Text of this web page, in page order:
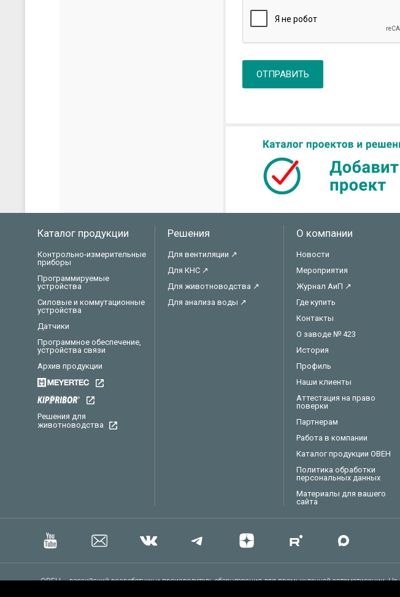
ОТПРАВИТЬ
Каталог продукции
Контрольно-измерительные
приборы
Программируемые
устройства
Силовые и коммутационные
устройства
Датчики
Программное обеспечение,
устройства связи
Архив продукции
Решения для
животноводства
Решения
Для вентиляции ↗
Для КНС ↗
Для животноводства ↗
Для анализа воды ↗
О компании
Новости
Мероприятия
Журнал АиП ↗
Где купить
Контакты
О заводе № 423
История
Профиль
Наши клиенты
Аттестация на право
поверки
Партнерам
Работа в компании
Каталог продукции ОВЕН
Политика обработки
персональных данных
Материалы для вашего
сайта
ОВЕН – российский разработчик и производитель оборудования для промышленной автоматизации. На